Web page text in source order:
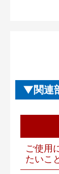
関連
ご使用
たいこ